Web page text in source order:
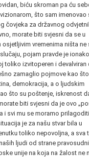
biću skroman pa ću
što sam imenovao
čovjeka za državnog
morate biti svjesni da se u
osjetljivim vremenima ništa ne
pojam pravde je
toliko izvitoperen i devalviran
zamaglio pojmove kao
demokracija, a o ljudskim
što su poštenje, iskrenost
biti svjesni da je ovo
i svi mu se moramo prilagoditi.
je za našu stvar bila u
toliko nepovoljna, a sva
ljudi od strane
unije na koja na žalost ne